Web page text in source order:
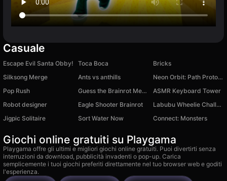
Casuale
Escape Evil Santa Obby! Toca Boca
Bricks
Silksong Merge
Ants vs anthills
Neon Orbit: Path Protocol
Pop Rush
Guess the Brainrot Meme by Sound
ASMR Keyboard Tower
Robot designer
Eagle Shooter Brainrot
Labubu Wheelie Challenge
Jigpic Solitaire
Sort Water Now Connect: Monsters
Giochi online gratuiti su Playgama
Playgama offre gli ultimi e migliori giochi online gratuiti. Puoi divertirti senza
interruzioni da download, pubblicità invadenti o pop-up. Carica
semplicemente i tuoi giochi preferiti direttamente nel tuo browser web e goditi
l'esperienza.